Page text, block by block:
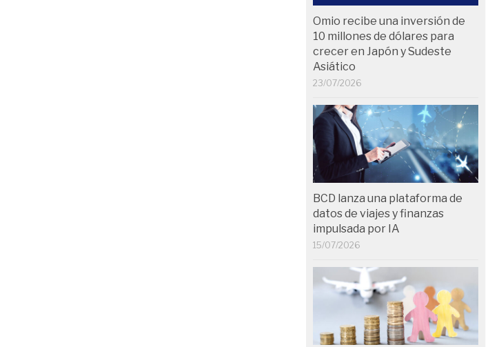
Omio recibe una inversión de
10 millones de dólares para
crecer en Japón y Sudeste
Asiático
23/07/2026
BCD lanza una plataforma de
datos de viajes y finanzas
impulsada por IA
15/07/2026